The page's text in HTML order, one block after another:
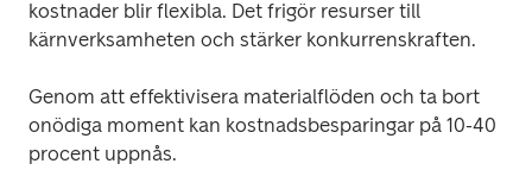
kostnader blir flexibla. Det frigör resurser till
kärnverksamheten och stärker konkurrenskraften.
Genom att effektivisera materialflöden och ta bort
onödiga moment kan kostnadsbesparingar på 10-40
procent uppnås.